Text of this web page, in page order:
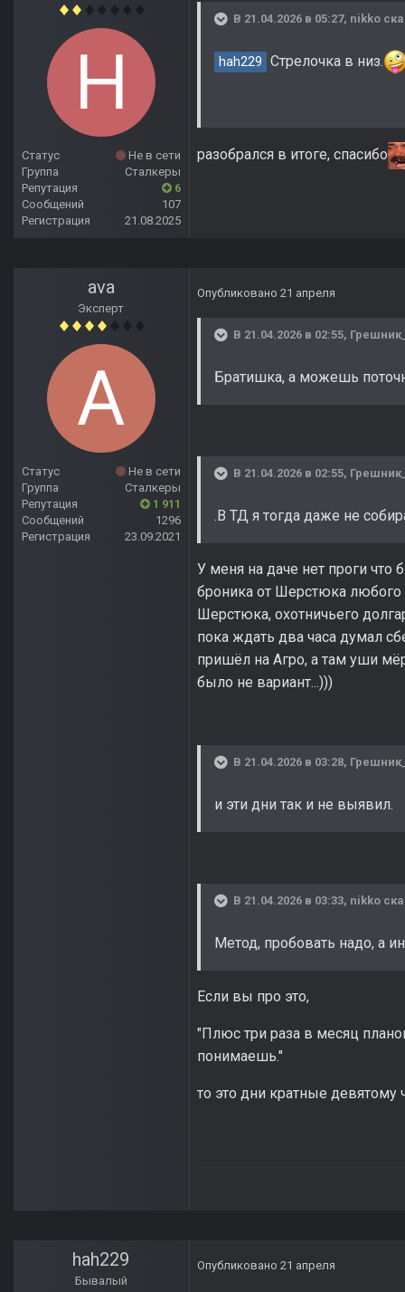
Статус
Не в сети
Группа
Сталкеры
Репутация
6
Сообщений
107
Регистрация
21.08.2025
В 21.04.2026 в 05:27, nikko
hah229 Стрелочка в низ.
разобрался в итоге, спасибо
ava
Эксперт
Статус
Не в сети
Группа
Сталкеры
Репутация
1 911
Сообщений
1296
Регистрация
23.09.2021
Опубликовано 21 апреля
В 21.04.2026 в 02:55,
Братишка, а можешь
В 21.04.2026 в 02:55,
.В ТД я тогда даже не
У меня на даче нет проги что
броника от Шерстюка любого
Шерстюка, охотничьего
пока ждать два часа думал
пришёл на Агро, а там уши
было не вариант...)))
В 21.04.2026 в 03:28,
и эти дни так и не выявил.
В 21.04.2026 в 03:33, nikko
Метод, пробовать надо, а
Если вы про это,
"Плюс три раза в месяц
понимаешь."
то это дни кратные девятому
hah229
Бывалый
Опубликовано 21 апреля